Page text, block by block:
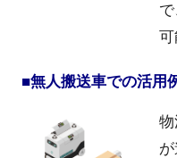
可
■無人搬送車での活用